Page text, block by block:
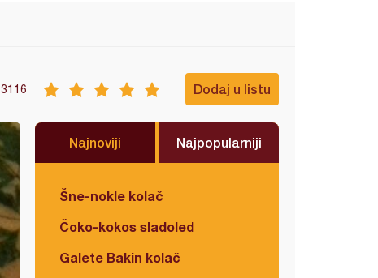
3116 Dodaj u listu
Najnoviji Najpopularniji
Šne-nokle kolač
Čoko-kokos sladoled
Galete Bakin kolač